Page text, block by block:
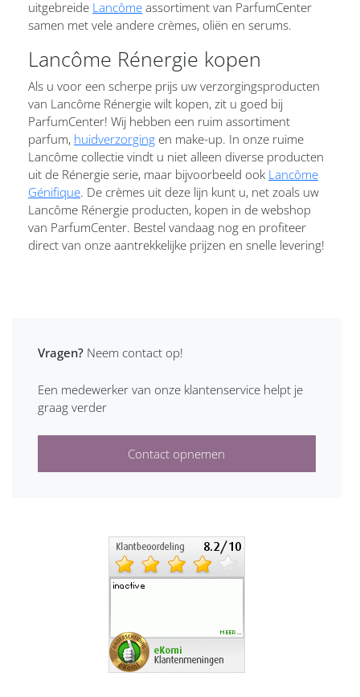
uitgebreide Lancôme assortiment van ParfumCenter
samen met vele andere crèmes, oliën en serums.
Lancôme Rénergie kopen
Als u voor een scherpe prijs uw verzorgingsproducten
van Lancôme Rénergie wilt kopen, zit u goed bij
ParfumCenter! Wij hebben een ruim assortiment
parfum, huidverzorging en make-up. In onze ruime
Lancôme collectie vindt u niet alleen diverse producten
uit de Rénergie serie, maar bijvoorbeeld ook Lancôme
Génifique. De crèmes uit deze lijn kunt u, net zoals uw
Lancôme Rénergie producten, kopen in de webshop
van ParfumCenter. Bestel vandaag nog en profiteer
direct van onze aantrekkelijke prijzen en snelle levering!
Vragen? Neem contact op!
Een medewerker van onze klantenservice helpt je
graag verder
Contact opnemen